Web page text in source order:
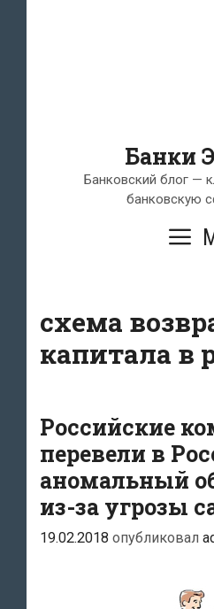
Банки
Банковский блог —
банковскую
схема
капитала в
Российские
перевели в
аномальный
из-за угрозы
19.02.2018 опубликовал